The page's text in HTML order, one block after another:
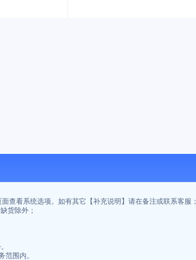
查看系统选项。如有其它【补充说明】请在备注或联系客服；
货除外；
范围内。